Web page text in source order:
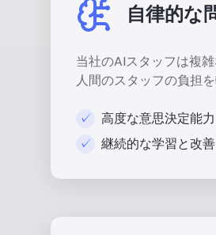
自律的な
当社のAIスタッフは複
人間のスタッフの負担を
✓
高度な意思決定能力
✓
継続的な学習と改善